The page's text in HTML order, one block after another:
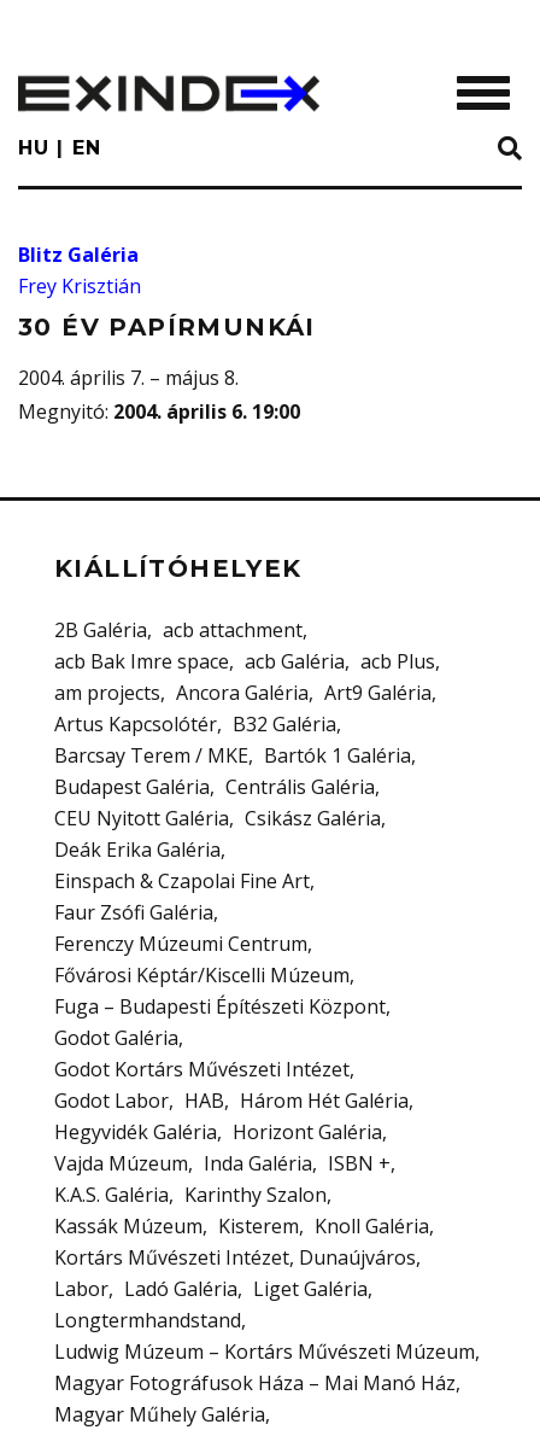
main
content
HU EN
Blitz Galéria
Frey Krisztián
30 ÉV PAPÍRMUNKÁI
2004. április 7. – május 8.
Megnyitó: 2004. április 6. 19:00
KIÁLLÍTÓHELYEK
2B Galéria
acb attachment
acb Bak Imre space
acb Galéria
acb Plus
am projects
Ancora Galéria
Art9 Galéria
Artus Kapcsolótér
B32 Galéria
Barcsay Terem / MKE
Bartók 1 Galéria
Budapest Galéria
Centrális Galéria
CEU Nyitott Galéria
Csikász Galéria
Deák Erika Galéria
Einspach & Czapolai Fine Art
Faur Zsófi Galéria
Ferenczy Múzeumi Centrum
Fővárosi Képtár/Kiscelli Múzeum
Fuga – Budapesti Építészeti Központ
Godot Galéria
Godot Kortárs Művészeti Intézet
Godot Labor
HAB
Három Hét Galéria
Hegyvidék Galéria
Horizont Galéria
Vajda Múzeum
Inda Galéria
ISBN +
K.A.S. Galéria
Karinthy Szalon
Kassák Múzeum
Kisterem
Knoll Galéria
Kortárs Művészeti Intézet, Dunaújváros
Labor
Ladó Galéria
Liget Galéria
Longtermhandstand
Ludwig Múzeum – Kortárs Művészeti Múzeum
Magyar Fotográfusok Háza – Mai Manó Ház
Magyar Műhely Galéria